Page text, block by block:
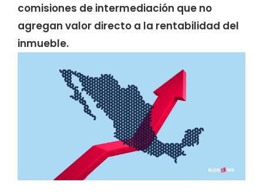
comisiones de intermediación que no
agregan valor directo a la rentabilidad del
inmueble.